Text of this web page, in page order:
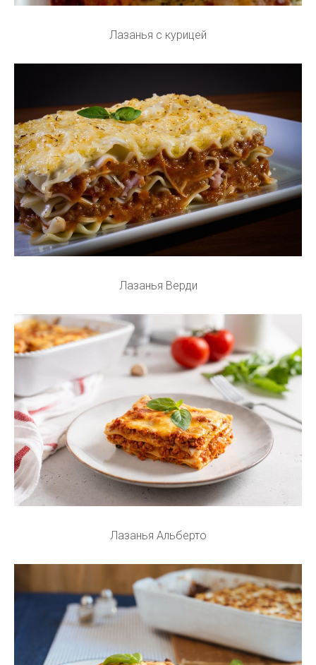
Лазанья с курицей
Лазанья Верди
Лазанья Альберто